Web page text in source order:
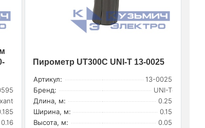
0.16
Пирометр UT300C UNI-T 13-0025
Артикул:
13-0025
Бренд:
UNI-T
Длина, м:
0.25
Ширина, м:
0.15
Высота, м:
0.05